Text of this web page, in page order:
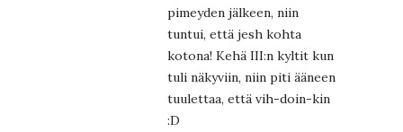
pimeyden jälkeen, niin
tuntui, että jesh kohta
kotona! Kehä III:n kyltit kun
tuli näkyviin, niin piti ääneen
tuulettaa, että vih-doin-kin
:D